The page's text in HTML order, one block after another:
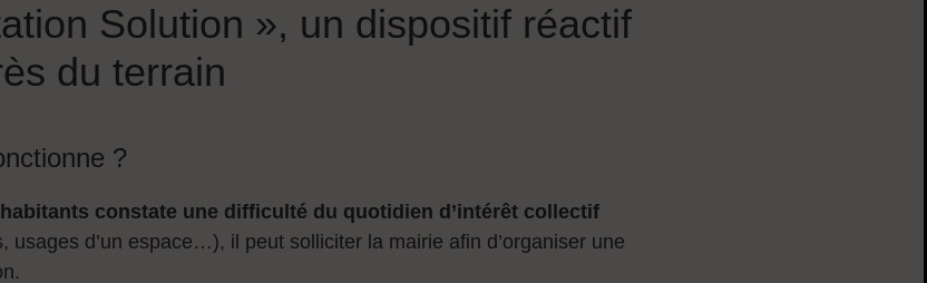
Solution », un dispositif réactif
du terrain
?
constate une difficulté du quotidien d’intérêt collectif
usages d’un espace…), il peut solliciter la mairie afin d’organiser une